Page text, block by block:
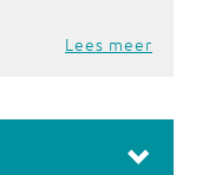
Lees meer